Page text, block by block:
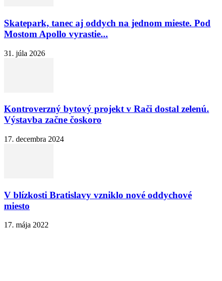
Skatepark, tanec aj oddych na jednom mieste. Pod
Mostom Apollo vyrastie...
31. júla 2026
Kontroverzný bytový projekt v Rači dostal zelenú.
Výstavba začne čoskoro
17. decembra 2024
V blízkosti Bratislavy vzniklo nové oddychové
miesto
17. mája 2022